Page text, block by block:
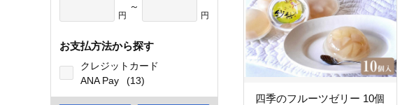
円
～
円
お支払方法から探す
クレジットカード
ANA Pay
(13)
四季のフルーツゼリー 10個